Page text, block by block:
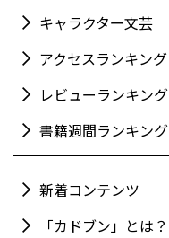
キャラクター文芸
アクセスランキング
レビューランキング
書籍週間ランキング
新着コンテンツ
「カドブン」とは？